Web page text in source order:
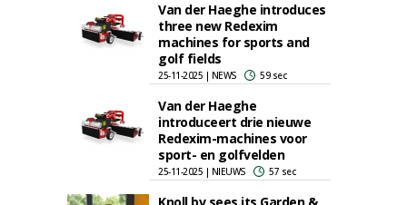
Van der Haeghe introduces
three new Redexim
machines for sports and
golf fields
25-11-2025 | NEWS 59 sec
Van der Haeghe
introduceert drie nieuwe
Redexim-machines voor
sport- en golfvelden
25-11-2025 | NIEUWS 57 sec